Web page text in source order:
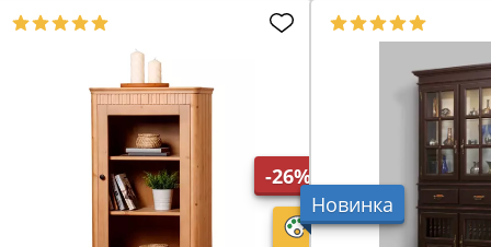
-26%
Новинка